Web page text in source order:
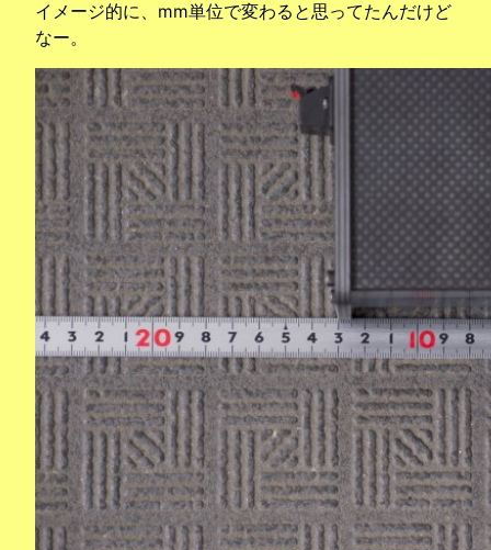
イメージ的に、mm単位で変わると思ってたんだけど
なー。